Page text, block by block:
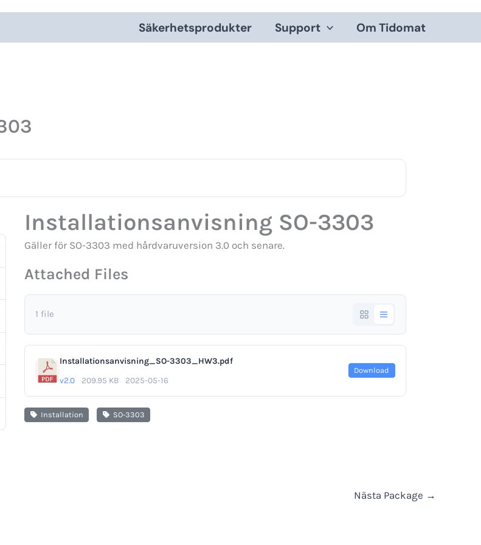
Säkerhetsprodukter Support Om Tidomat
Installationsanvisning SO-3303
Gäller för SO-3303 med hårdvaruversion 3.0 och senare.
Attached Files
1 file
Installationsanvisning_SO-3303_HW3.pdf
v2.0 209.95 KB 2025-05-16
Download
Installation SO-3303
Nästa Package →